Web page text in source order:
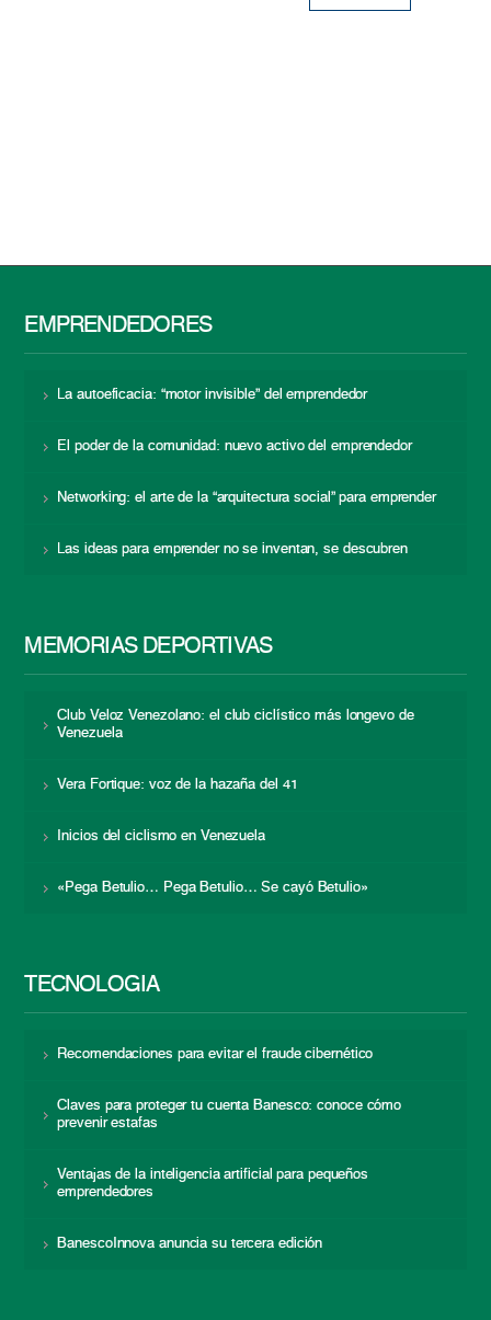
EMPRENDEDORES
La autoeficacia: “motor invisible” del emprendedor
El poder de la comunidad: nuevo activo del emprendedor
Networking: el arte de la “arquitectura social” para emprender
Las ideas para emprender no se inventan, se descubren
MEMORIAS DEPORTIVAS
Club Veloz Venezolano: el club ciclístico más longevo de
Venezuela
Vera Fortique: voz de la hazaña del 41
Inicios del ciclismo en Venezuela
«Pega Betulio… Pega Betulio… Se cayó Betulio»
TECNOLOGÍA
Recomendaciones para evitar el fraude cibernético
Claves para proteger tu cuenta Banesco: conoce cómo
prevenir estafas
Ventajas de la inteligencia artificial para pequeños
emprendedores
BanescoInnova anuncia su tercera edición